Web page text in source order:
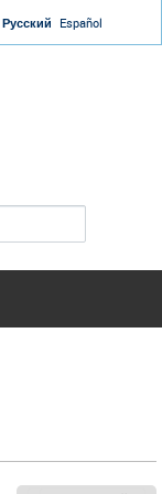
Русский Español